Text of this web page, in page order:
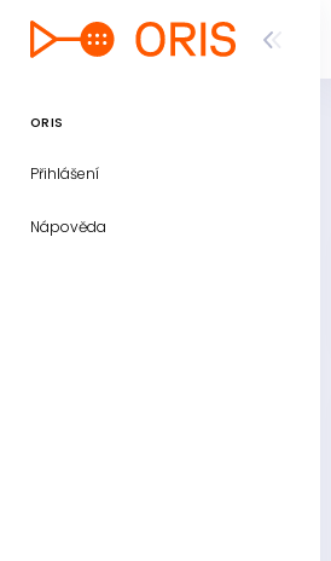
ORIS
Přihlášení
Nápověda